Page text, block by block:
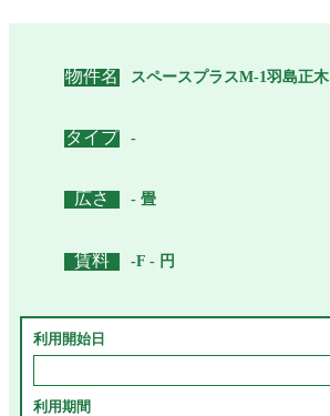
物件名 スペースプラスM-1羽島正木
タイプ -
広さ - 畳
賃料 -F - 円
利用開始日
利用期間